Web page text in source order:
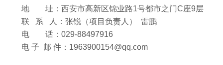
地
址：西安市高新区锦业路1号都市之门C座9层
联
系 人：张锐（项目负责人）
雷鹏
电
话： 029-88497916
电 子 邮 件： 1963900154@qq.com